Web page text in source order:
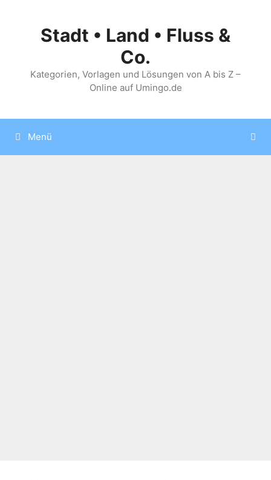
springenStadt • Land • Fluss &
Co.
Kategorien, Vorlagen und Lösungen von A bis Z –
Online auf Umingo.de
Menü